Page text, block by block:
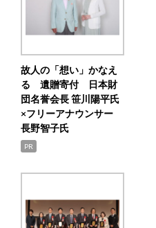
故人の「想い」かなえ
る 遺贈寄付 日本財
団名誉会長 笹川陽平氏
×フリーアナウンサー
長野智子氏
PR